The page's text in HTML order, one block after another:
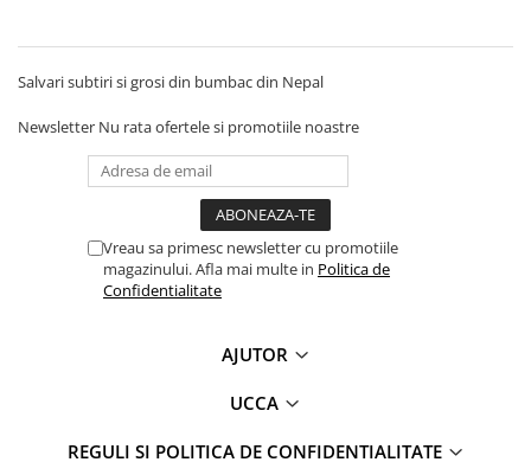
Salvari subtiri si grosi din bumbac din Nepal
Newsletter Nu rata ofertele si promotiile noastre
Vreau sa primesc newsletter cu promotiile
magazinului. Afla mai multe in Politica de
Confidentialitate
AJUTOR
UCCA
REGULI SI POLITICA DE CONFIDENTIALITATE